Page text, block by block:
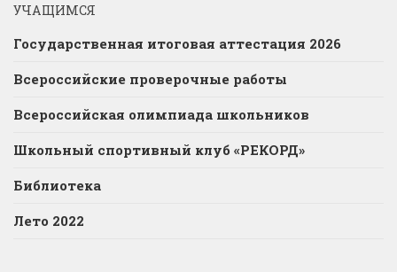
УЧАЩИМСЯ
Государственная итоговая аттестация 2026
Всероссийские проверочные работы
Всероссийская олимпиада школьников
Школьный спортивный клуб «РЕКОРД»
Библиотека
Лето 2022